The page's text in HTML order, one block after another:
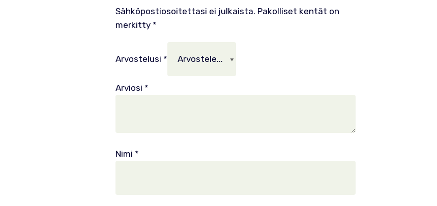
Sähköpostiosoitettasi ei julkaista. Pakolliset kentät on
merkitty *
Arvostelusi *
Arviosi *
Nimi *